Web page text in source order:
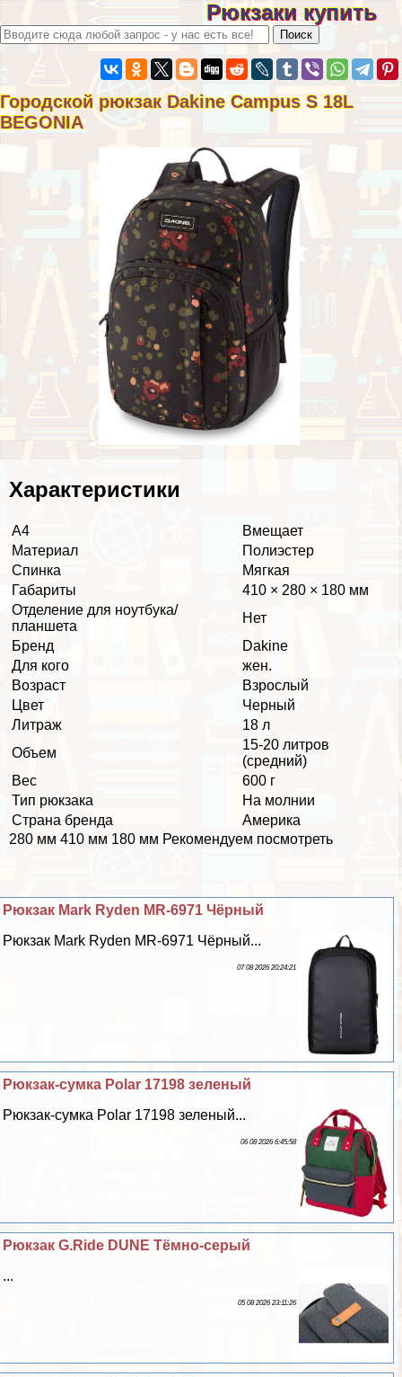
Рюкзаки купить
Городской рюкзак Dakine Campus S 18L
BEGONIA
Хаpaктеристики
А4
Вмещает
Материал
Полиэстер
Спинка
Мягкая
Габариты
410 × 280 × 180 мм
Отделение для ноутбука/
планшета
Нет
Бренд
Dakine
Для кого
жен.
Возраст
Взрослый
Цвет
Черный
Литраж
18 л
Объем
15-20 литров
(средний)
Вес
600 г
Тип рюкзака
На молнии
Страна бренда
Америка
280 мм 410 мм 180 мм Рекомендуем посмотреть
Рюкзак Mark Ryden MR-6971 Чёрный
Рюкзак Mark Ryden MR-6971 Чёрный...
07 08 2026 20:24:21
Рюкзак-сумка Polar 17198 зеленый
Рюкзак-сумка Polar 17198 зеленый...
06 08 2026 6:45:58
Рюкзак G.Ride DUNE Тёмно-серый
...
05 08 2026 23:11:26